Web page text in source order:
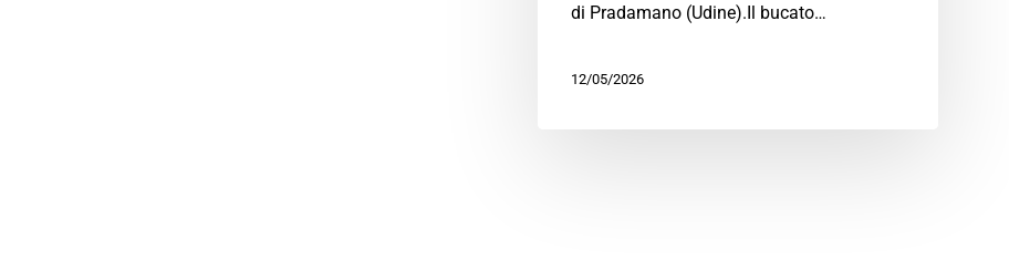
di Pradamano (Udine).Il bucato…
12/05/2026